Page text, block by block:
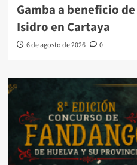
Gamba a beneficio
Isidro en Cartaya
6 de agosto de 2026 0